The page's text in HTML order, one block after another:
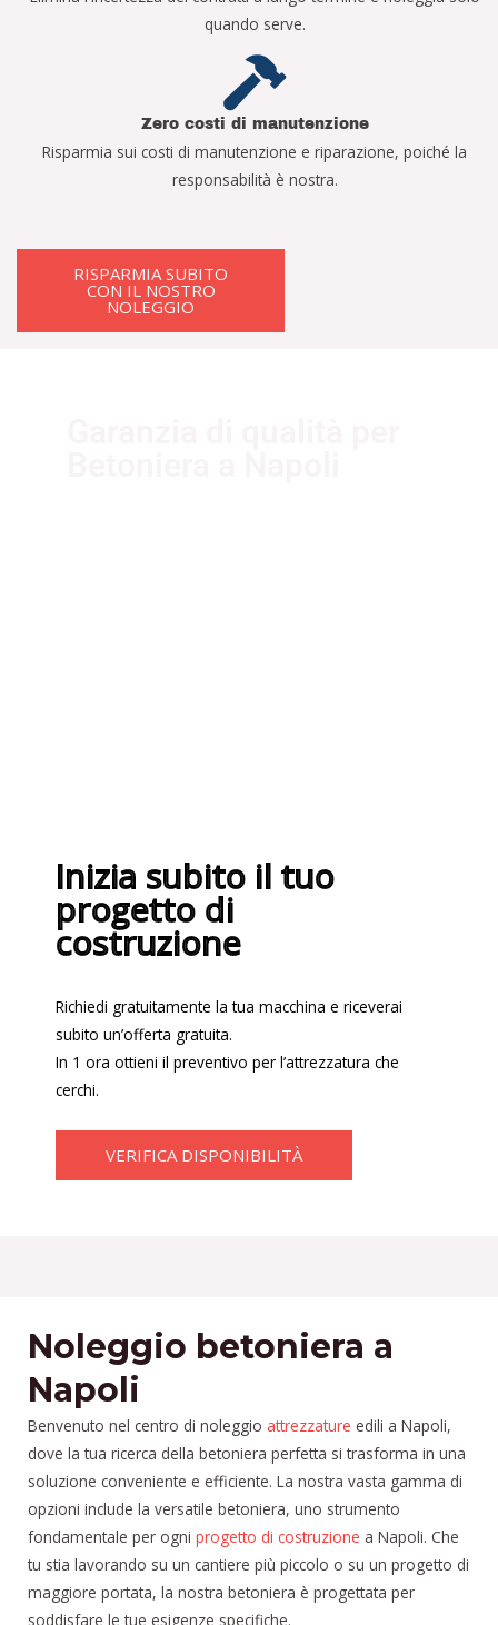
quando serve.
Zero costi di manutenzione
Risparmia sui costi di manutenzione e riparazione, poiché la
responsabilità è nostra.
RISPARMIA SUBITO
CON IL NOSTRO
NOLEGGIO
Inizia subito il tuo
progetto di
costruzione
Richiedi gratuitamente la tua macchina e riceverai
subito un’offerta gratuita.
In 1 ora ottieni il preventivo per l’attrezzatura che
cerchi.
VERIFICA DISPONIBILITÀ
Noleggio betoniera a
Napoli
Benvenuto nel centro di noleggio attrezzature edili a Napoli,
dove la tua ricerca della betoniera perfetta si trasforma in una
soluzione conveniente e efficiente. La nostra vasta gamma di
opzioni include la versatile betoniera, uno strumento
fondamentale per ogni progetto di costruzione a Napoli. Che
tu stia lavorando su un cantiere più piccolo o su un progetto di
maggiore portata, la nostra betoniera è progettata per
soddisfare le tue esigenze specifiche.